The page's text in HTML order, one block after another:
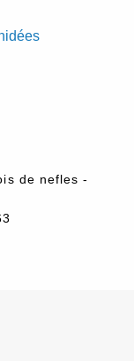
de nefles -